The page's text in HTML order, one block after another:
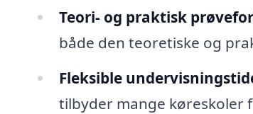
Teori- og praktisk
både den teoretiske og
Fleksible
tilbyder mange køreskoler